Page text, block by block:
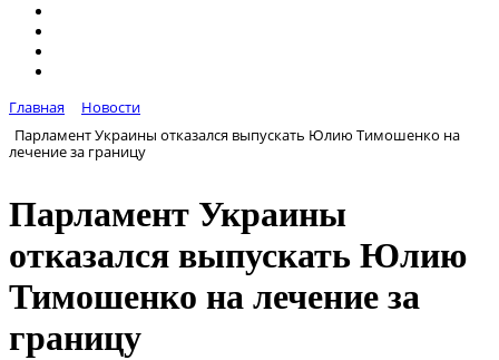
Главная
Новости
Парламент Украины отказался выпускать Юлию Тимошенко на
лечение за границу
Парламент Украины
отказался выпускать Юлию
Тимошенко на лечение за
границу